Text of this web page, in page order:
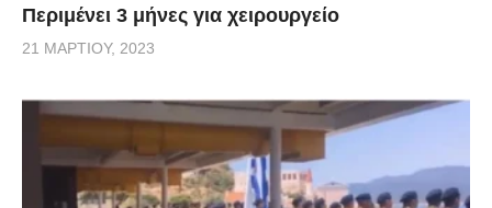
Περιμένει 3 μήνες για χειρουργείο
21 ΜΑΡΤΊΟΥ, 2023